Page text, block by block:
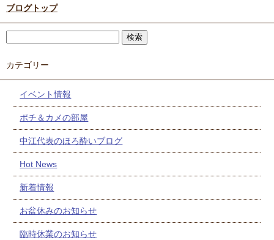
ブログトップ
カテゴリー
イベント情報
ポチ＆カメの部屋
中江代表のほろ酔いブログ
Hot News
新着情報
お盆休みのお知らせ
臨時休業のお知らせ